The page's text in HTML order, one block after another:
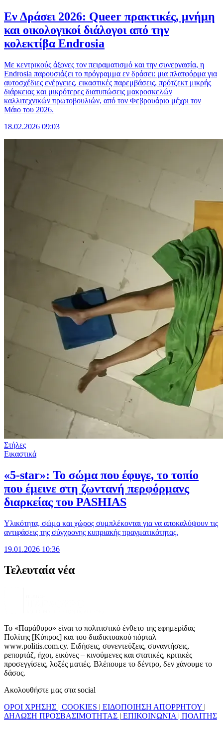
Εν Δράσει 2026: Queer πρακτικές, μνήμη
και οικολογικοί διάλογοι από την
κολεκτίβα Endrosia
Με κεντρικούς άξονες τον πειραματισμό και την συνεργασία, η
Endrosia παρουσιάζει το πρόγραμμα εν δράσει: μια πλατφόρμα για
αυτοσχέδιες ενέργειες, εικαστικές παρεμβάσεις, πρότζεκτ μικρής
διάρκειας και μικρότερες διατυπώσεις μακροσκελών
καλλιτεχνικών πρωτοβουλιών, από τον Φεβρουάριο μέχρι τον
Μάιο του 2026.
18.02.2026 09:03
Στήλες
Εικαστικά
«5‑star»: Το σώμα που έφυγε, το τοπίο
που έμεινε στη ζωντανή περφόρμανς
διαρκείας του PASHIAS
Υλικότητα, σώμα και χώρος συμπλέκονται για να αποκαλύψουν τις
αντιφάσεις της σύγχρονης κυπριακής πραγματικότητας.
19.01.2026 10:36
Τελευταία νέα
Το «Παράθυρο» είναι το πολιτιστικό ένθετο της εφημερίδας
Πολίτης [Κύπρος] και του διαδικτυακού πόρταλ
www.politis.com.cy. Ειδήσεις, συνεντεύξεις, συναντήσεις,
ρεπορτάζ, ήχοι, εικόνες – κινούμενες και στατικές, κριτικές
προσεγγίσεις, λοξές ματιές. Βλέπουμε το δέντρο, δεν χάνουμε το
δάσος.
Ακολουθήστε μας στα social
ΟΡΟΙ ΧΡΗΣΗΣ | COOKIES | ΕΙΔΟΠΟΙΗΣΗ ΑΠΟΡΡΗΤΟΥ |
ΔΗΛΩΣΗ ΠΡΟΣΒΑΣΙΜΟΤΗΤΑΣ | ΕΠΙΚΟΙΝΩΝΙΑ | ΠΟΛΙΤΗΣ